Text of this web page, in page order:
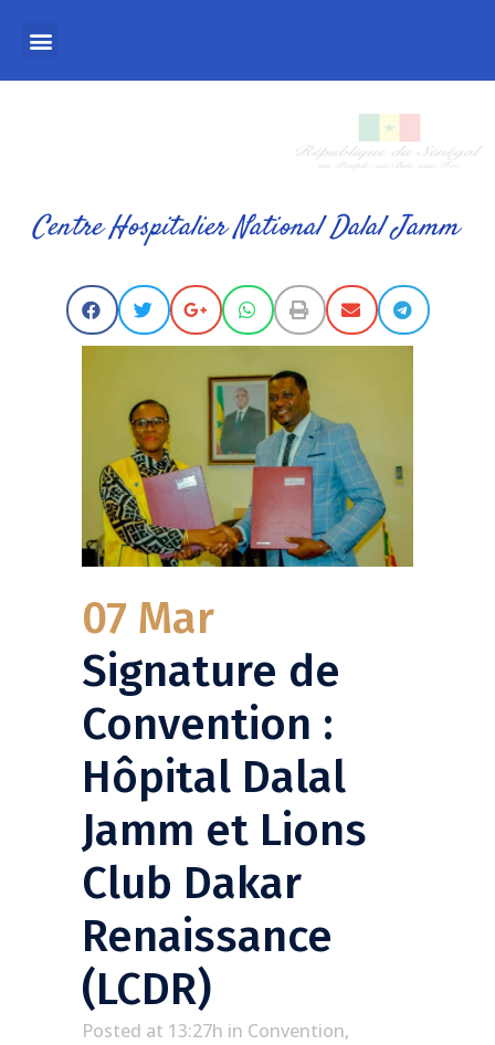
Centre Hospitalier National Dalal Jamm
07 Mar
Signature de
Convention :
Hôpital Dalal
Jamm et Lions
Club Dakar
Renaissance
(LCDR)
Posted at 13:27h in Convention,